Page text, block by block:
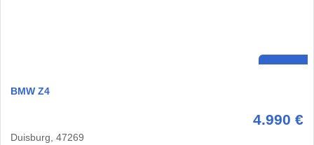
BMW Z4
4.990 €
Duisburg, 47269